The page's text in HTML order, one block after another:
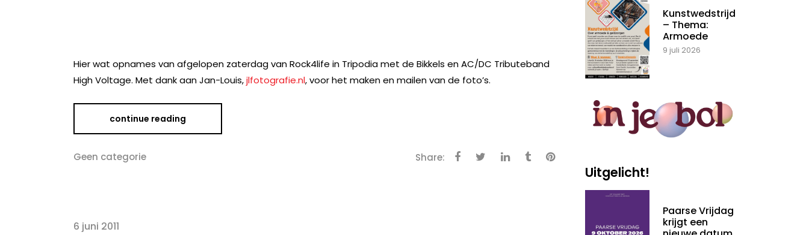
Hier wat opnames van afgelopen zaterdag van Rock4life in Tripodia met de Bikkels en AC/DC Tributeband
High Voltage. Met dank aan Jan-Louis,jlfotografie.nl, voor het maken en mailen van de foto’s.
continue reading
Geen categorie Share:
6 juni 2011
Kunstwedstrijd
– Thema:
Armoede
9 juli 2026
Uitgelicht!
Paarse Vrijdag
krijgt een